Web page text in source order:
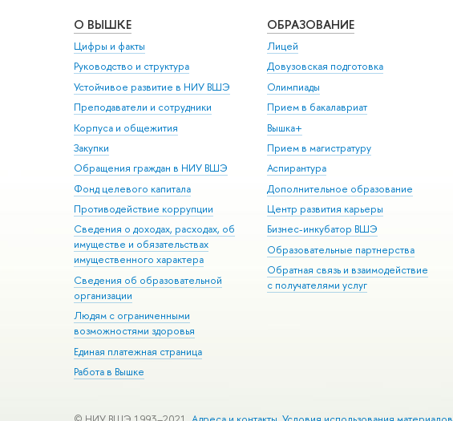
О ВЫШКЕ
Цифры и факты
Руководство и структура
Устойчивое развитие в НИУ ВШЭ
Преподаватели и сотрудники
Корпуса и общежития
Закупки
Обращения граждан в НИУ ВШЭ
Фонд целевого капитала
Противодействие коррупции
Сведения о доходах, расходах, об
имуществе и обязательствах
имущественного характера
Сведения об образовательной
организации
Людям с ограниченными
возможностями здоровья
Единая платежная страница
Работа в Вышке
ОБРАЗОВАНИЕ
Лицей
Довузовская подготовка
Олимпиады
Прием в бакалавриат
Вышка+
Прием в магистратуру
Аспирантура
Дополнительное образование
Центр развития карьеры
Бизнес-инкубатор ВШЭ
Образовательные партнерства
Обратная связь и взаимодействие
с получателями услуг